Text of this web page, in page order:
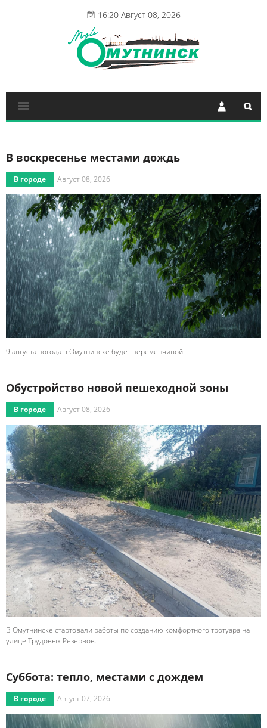
16:20 Август 08, 2026
В воскресенье местами дождь
В городе Август 08, 2026
9 августа погода в Омутнинске будет переменчивой.
Обустройство новой пешеходной зоны
В городе Август 08, 2026
В Омутнинске стартовали работы по созданию комфортного тротуара на
улице Трудовых Резервов.
Суббота: тепло, местами с дождем
В городе Август 07, 2026